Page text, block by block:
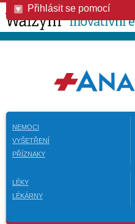
Přihlásit se pomocí
NEMOCI
VYŠETŘENÍ
PŘÍZNAKY
LÉKY
LÉKÁRNY